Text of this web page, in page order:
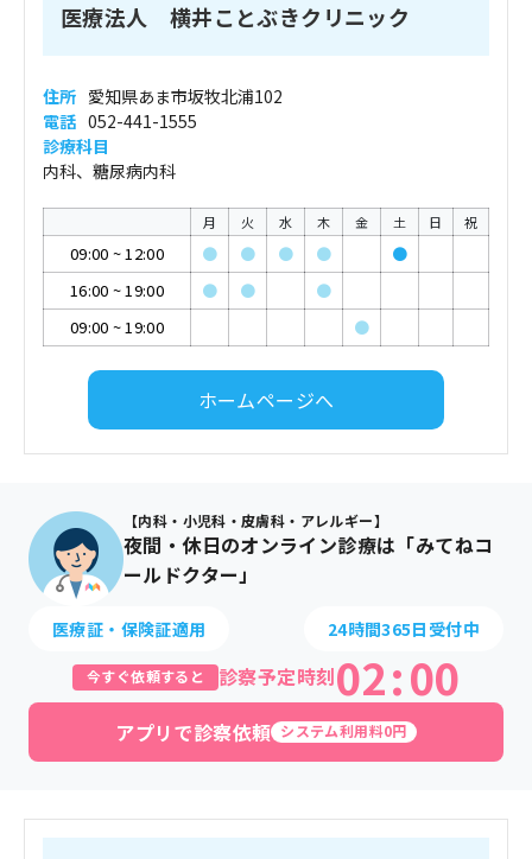
医療法人 横井ことぶきクリニック
住所 愛知県あま市坂牧北浦102
電話 052-441-1555
診療科目
内科、糖尿病内科
月 火 水 木 金 土 日 祝
09:00 ~12:00 ● ● ● ●
●
16:00 ~19:00 ● ●
●
09:00 ~19:00 ●
ホームページへ
【内科・小児科・皮膚科・アレルギー】
夜間・休日のオンライン診療は「みてねコ
ールドクター」
医療証・保険証適用 24時間365日受付中
今すぐ依頼すると 診察予定時刻02:00
アプリで診察依頼 システム利用料0円